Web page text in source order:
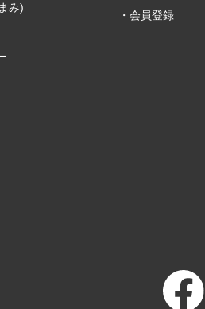
み)
会員登録